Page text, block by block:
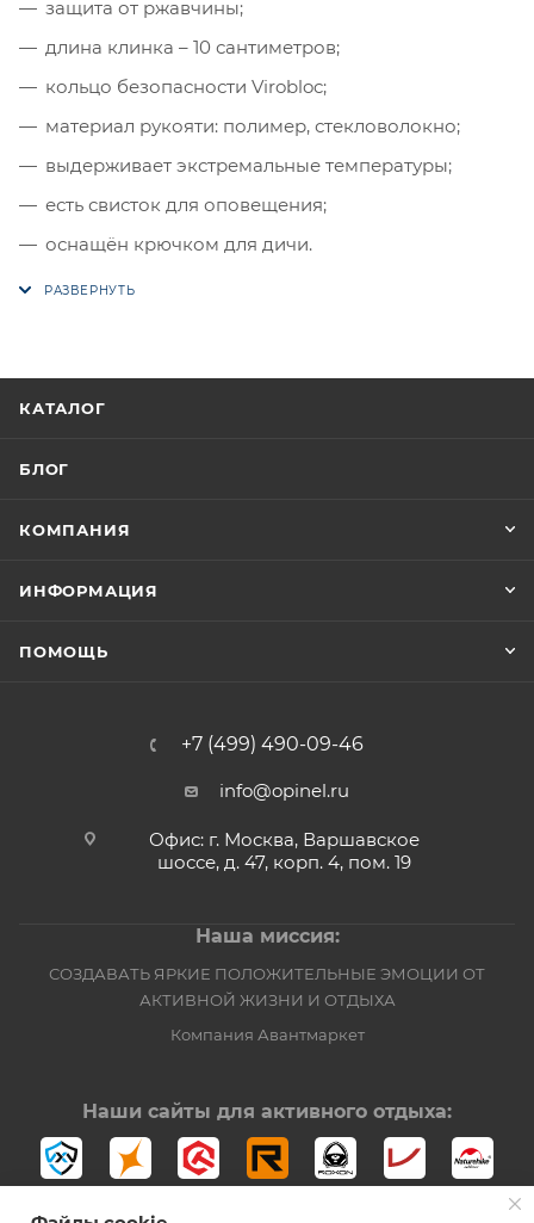
защита от ржавчины;
длина клинка – 10 сантиметров;
кольцо безопасности Virobloc;
материал рукояти: полимер, стекловолокно;
выдерживает экстремальные температуры;
есть свисток для оповещения;
оснащён крючком для дичи.
КАТАЛОГ
БЛОГ
КОМПАНИЯ
ИНФОРМАЦИЯ
ПОМОЩЬ
+7 (499) 490-09-46
info@opinel.ru
Офис: г. Москва, Варшавское
шоссе, д. 47, корп. 4, пом. 19
Наша миссия:
СОЗДАВАТЬ ЯРКИЕ ПОЛОЖИТЕЛЬНЫЕ ЭМОЦИИ ОТ
АКТИВНОЙ ЖИЗНИ И ОТДЫХА
Компания Авантмаркет
Наши сайты для активного отдыха: